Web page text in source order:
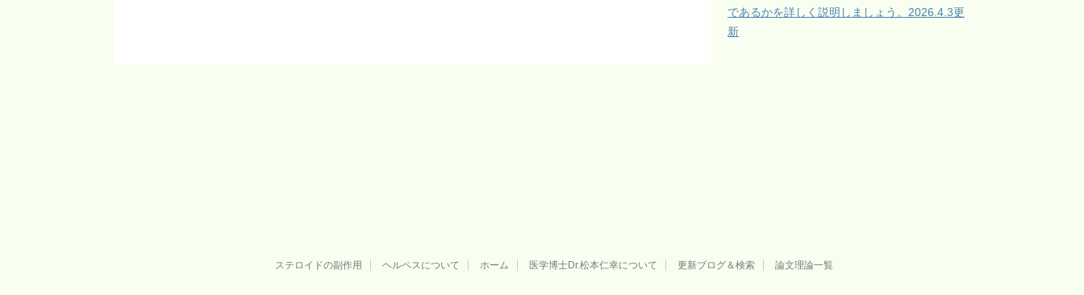
であるかを詳しく説明しましょう。2026.4.3更
新
ステロイドの副作用 ヘルペスについて ホーム 医学博士Dr.松本仁幸について 更新ブログ＆検索 論文理論一覧